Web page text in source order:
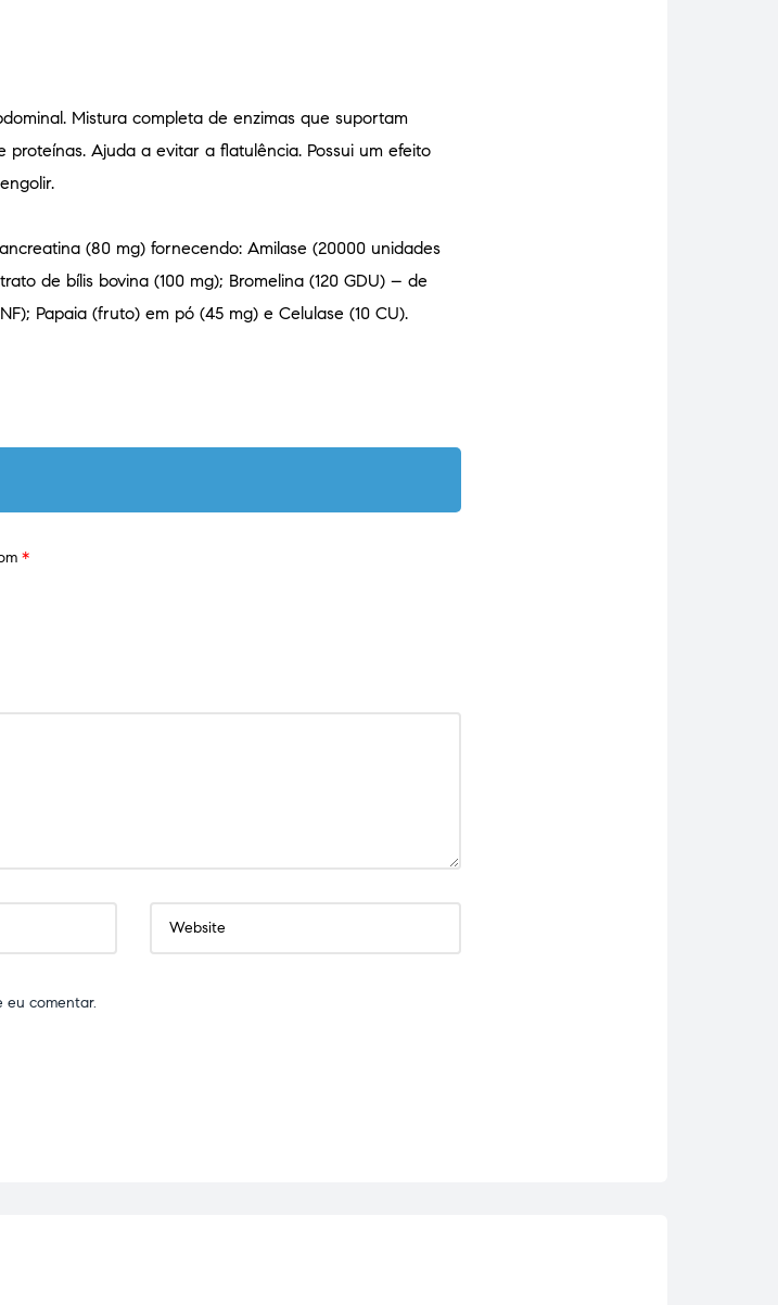
Mistura completa de enzimas que suportam
Ajuda a evitar a flatulência. Possui um efeito
(80 mg) fornecendo: Amilase (20000 unidades
de bílis bovina (100 mg); Bromelina (120 GDU) – de
Papaia (fruto) em pó (45 mg) e Celulase (10 CU).
*
eu comentar.